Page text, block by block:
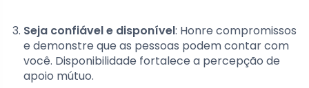
Seja confiável e disponível: Honre compromissos
e demonstre que as pessoas podem contar com
você. Disponibilidade fortalece a percepção de
apoio mútuo.